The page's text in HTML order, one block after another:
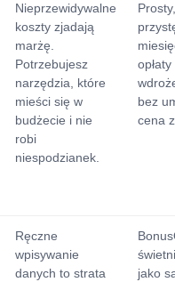
Nieprzewidywalne
koszty zjadają
marżę.
Potrzebujesz
narzędzia, które
mieści się w
budżecie i nie
robi
niespodzianek.
Prosty,
opłaty
bez
cena
Ręczne
wpisywanie
danych to strata
jako